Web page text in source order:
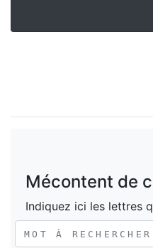
Mécontent de
Indiquez ici les lettres